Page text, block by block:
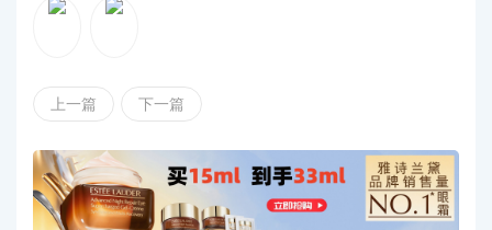
上一篇 下一篇